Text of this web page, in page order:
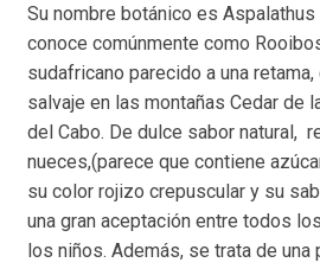
Su nombre botánico es
conoce comúnmente como
sudafricano parecido a una
salvaje en las montañas Cedar de
del Cabo. De dulce sabor natural,
nueces,(parece que contiene
su color rojizo crepuscular y su
una gran aceptación entre todos
los niños. Además, se trata de una